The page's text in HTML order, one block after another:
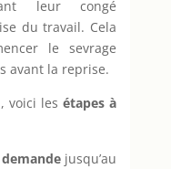
leur congé
du travail. Cela
le sevrage
avant la reprise.
, voici lesétapes à
jusqu’au